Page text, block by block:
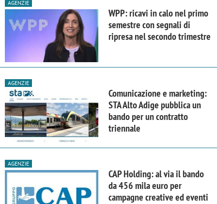
AGENZIE
WPP: ricavi in calo nel primo
semestre con segnali di
ripresa nel secondo trimestre
AGENZIE
Comunicazione e marketing:
STA Alto Adige pubblica un
bando per un contratto
triennale
AGENZIE
CAP Holding: al via il bando
da 456 mila euro per
campagne creative ed eventi